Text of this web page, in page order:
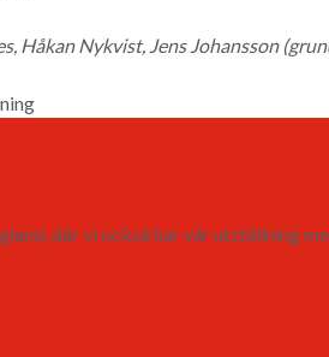
Håkan Nykvist, Jens Johansson